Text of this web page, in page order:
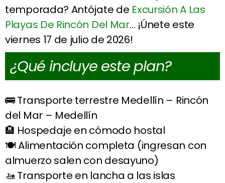
temporada? Antójate de Excursión A Las
Playas De Rincón Del Mar… ¡Únete este
viernes 17 de julio de 2026!
¿Qué incluye este plan?
🚌 Transporte terrestre Medellín – Rincón
del Mar – Medellín
🏨 Hospedaje en cómodo hostal
🍽️ Alimentación completa (ingresan con
almuerzo salen con desayuno)
🚤 Transporte en lancha a las islas